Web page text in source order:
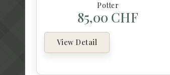
Potter
85,00 CHF
View Detail